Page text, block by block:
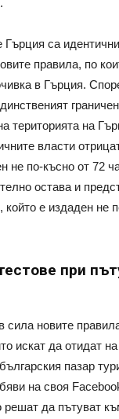
Гърция са
правила, по
в Гърция.
територията на
власти
не по-късно от 72
остава и
е издаден не
при
сила новите
искат да отидат
пазар
на своя
решат да пътуват